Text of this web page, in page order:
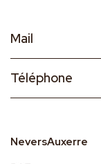
Mail
Téléphone
NeversAuxerre